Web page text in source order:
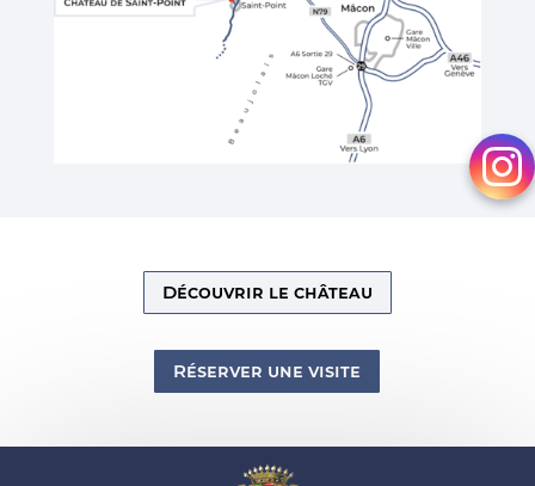
Découvrir le château
Réserver une visite